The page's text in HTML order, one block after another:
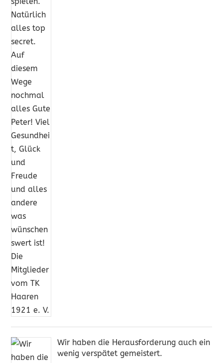
Wir haben die Herausforderung auch ein
wenig verspätet gemeistert.